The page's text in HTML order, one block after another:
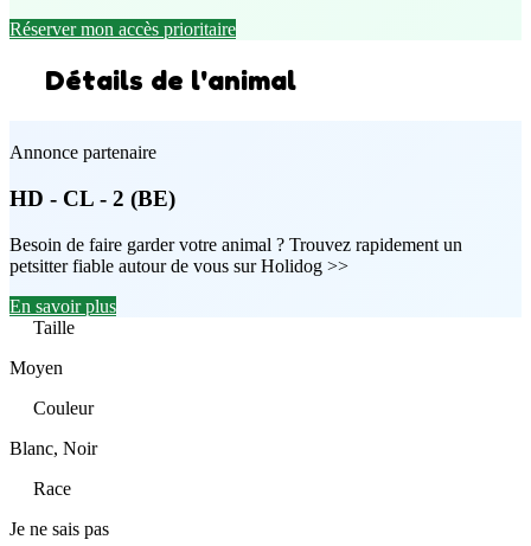
Réserver mon accès prioritaire
Détails de l'animal
Annonce partenaire
HD - CL - 2 (BE)
Besoin de faire garder votre animal ? Trouvez rapidement un
petsitter fiable autour de vous sur Holidog >>
En savoir plus
Taille
Moyen
Couleur
Blanc, Noir
Race
Je ne sais pas